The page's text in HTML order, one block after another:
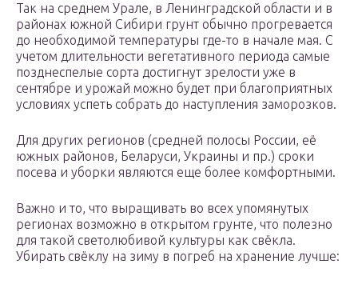
Так на среднем Урале, в Ленинградской области и в
районах южной Сибири грунт обычно прогревается
до необходимой температуры где-то в начале мая. С
учетом длительности вегетативного периода самые
позднеспелые сорта достигнут зрелости уже в
сентябре и урожай можно будет при благоприятных
условиях успеть собрать до наступления заморозков.
Для других регионов (средней полосы России, её
южных районов, Беларуси, Украины и пр.) сроки
посева и уборки являются еще более комфортными.
Важно и то, что выращивать во всех упомянутых
регионах возможно в открытом грунте, что полезно
для такой светолюбивой культуры как свёкла.
Убирать свёклу на зиму в погреб на хранение лучше: